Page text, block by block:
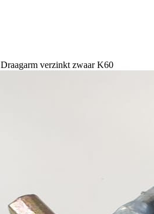
Draagarm verzinkt zwaar K60